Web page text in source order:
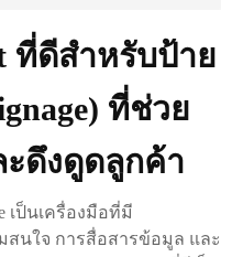
ที่ดีสำหรับป้าย
ที่ช่วย
ดึงดูดลูกค้า
เป็นเครื่องมือที่มี
นใจ การสื่อสารข้อมูล และ